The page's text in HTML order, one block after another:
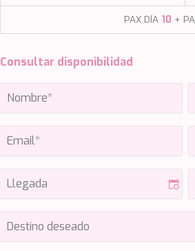
PAX DÍA 10 +
Consultar disponibilidad